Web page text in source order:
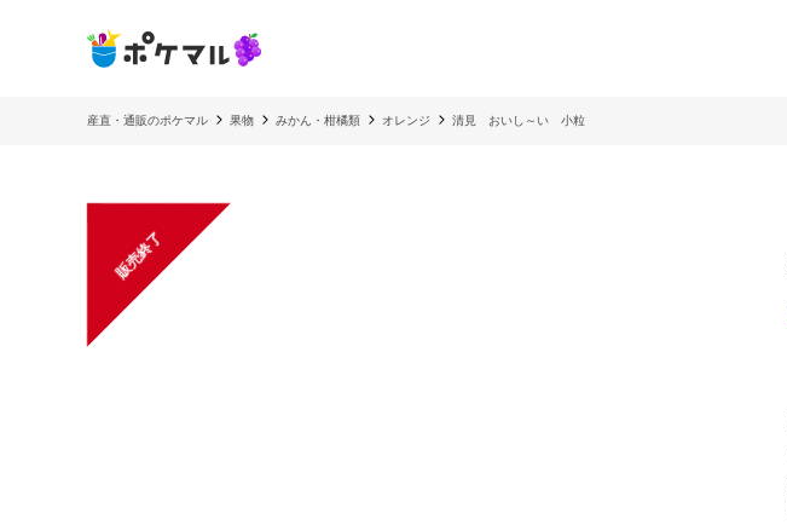
産直・通販のポケマル 果物 みかん・柑橘類 オレンジ 清見 おいし～い 小粒
販売終了